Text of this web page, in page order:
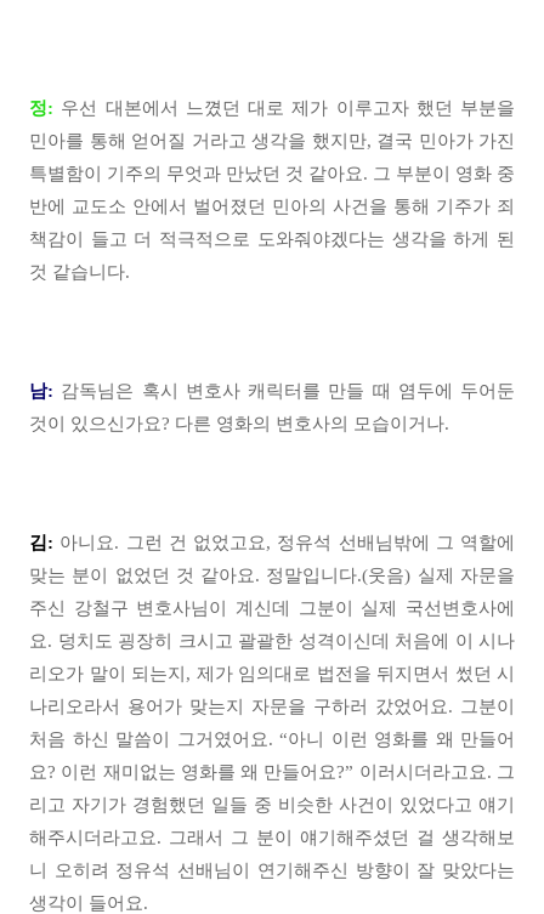
정: 우선 대본에서 느꼈던 대로 제가 이루고자 했던 부분을
민아를 통해 얻어질 거라고 생각을 했지만, 결국 민아가 가진
특별함이 기주의 무엇과 만났던 것 같아요. 그 부분이 영화 중
반에 교도소 안에서 벌어졌던 민아의 사건을 통해 기주가 죄
책감이 들고 더 적극적으로 도와줘야겠다는 생각을 하게 된
것 같습니다.
남: 감독님은 혹시 변호사 캐릭터를 만들 때 염두에 두어둔
것이 있으신가요? 다른 영화의 변호사의 모습이거나.
김: 아니요. 그런 건 없었고요, 정유석 선배님밖에 그 역할에
맞는 분이 없었던 것 같아요. 정말입니다.(웃음) 실제 자문을
주신 강철구 변호사님이 계신데 그분이 실제 국선변호사에
요. 덩치도 굉장히 크시고 괄괄한 성격이신데 처음에 이 시나
리오가 말이 되는지, 제가 임의대로 법전을 뒤지면서 썼던 시
나리오라서 용어가 맞는지 자문을 구하러 갔었어요. 그분이
처음 하신 말씀이 그거였어요. “아니 이런 영화를 왜 만들어
요? 이런 재미없는 영화를 왜 만들어요?” 이러시더라고요. 그
리고 자기가 경험했던 일들 중 비슷한 사건이 있었다고 얘기
해주시더라고요. 그래서 그 분이 얘기해주셨던 걸 생각해보
니 오히려 정유석 선배님이 연기해주신 방향이 잘 맞았다는
생각이 들어요.